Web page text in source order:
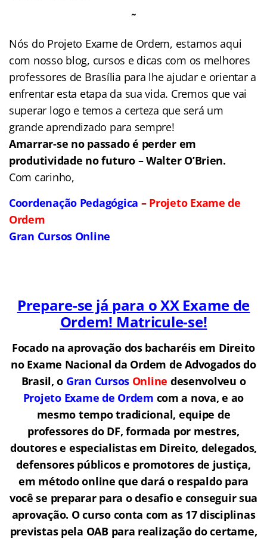
˜
Nós do Projeto Exame de Ordem, estamos aqui
com nosso blog, cursos e dicas com os melhores
professores de Brasília para lhe ajudar e orientar a
enfrentar esta etapa da sua vida. Cremos que vai
superar logo e temos a certeza que será um
grande aprendizado para sempre!
Amarrar-se no passado é perder em
produtividade no futuro – Walter O’Brien.
Com carinho,
Coordenação Pedagógica – Projeto Exame de
Ordem
Gran Cursos Online
Prepare-se já para o XX Exame de
Ordem! Matricule-se!
Focado na aprovação dos bacharéis em Direito
no Exame Nacional da Ordem de Advogados do
Brasil, o Gran Cursos Online desenvolveu o
Projeto Exame de Ordem com a nova, e ao
mesmo tempo tradicional, equipe de
professores do DF, formada por mestres,
doutores e especialistas em Direito, delegados,
defensores públicos e promotores de justiça,
em método online que dará o respaldo para
você se preparar para o desafio e conseguir sua
aprovação. O curso conta com as 17 disciplinas
previstas pela OAB para realização do certame,